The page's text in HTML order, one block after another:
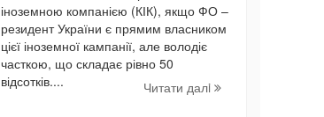
іноземною компанією (КІК), якщо ФО –
резидент України є прямим власником
цієї іноземної кампанії, але володіє
часткою, що складає рівно 50
відсотків....
Читати далi